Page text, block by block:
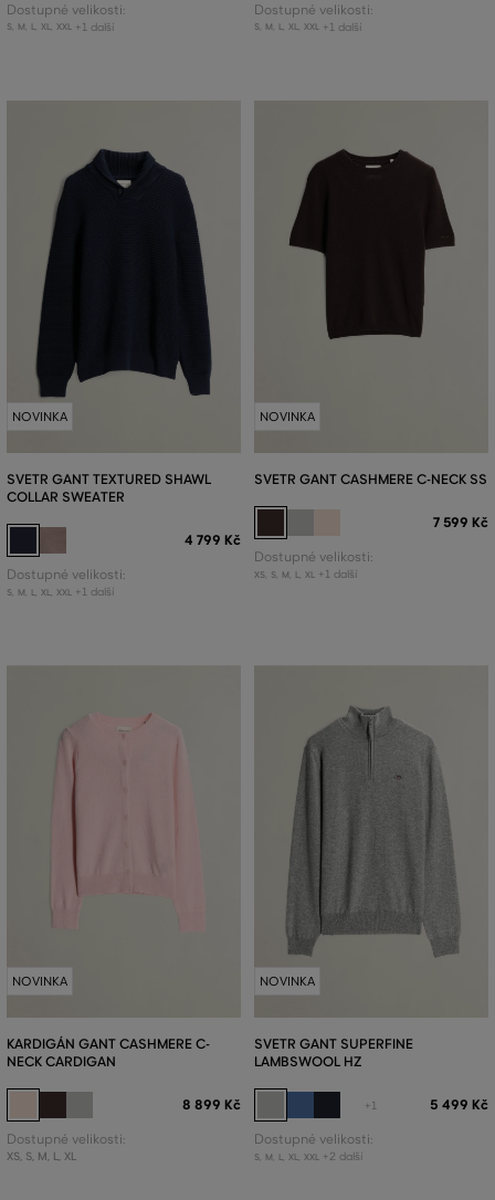
Dostupné velikosti:
S, M L, XL, XXL +1 další
Dostupné velikosti:
S, M L, XL, XXL +1 další
NOVINKA
SVETR GANT TEXTURED SHAWL
COLLAR SWEATER
4 799 Kč
Dostupné velikosti:
S, M L XL XXL +1 další
NOVINKA
SVETR GANT CASHMERE C-NECK SS
7 599 Kč
Dostupné velikosti:
XS, S, M L XL +1 další
NOVINKA
KARDIGÁN GANT CASHMERE C-
NECK CARDIGAN
8 899 Kč
Dostupné velikosti:
XS, S, M, L, XL
NOVINKA
SVETR GANT SUPERFINE
LAMBSWOOL HZ
+1 5 499 Kč
Dostupné velikosti:
S, M L XL XXL +2 další